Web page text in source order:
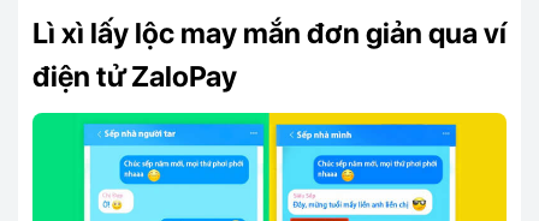
Lì xì lấy lộc may mắn đơn giản qua ví
điện tử ZaloPay